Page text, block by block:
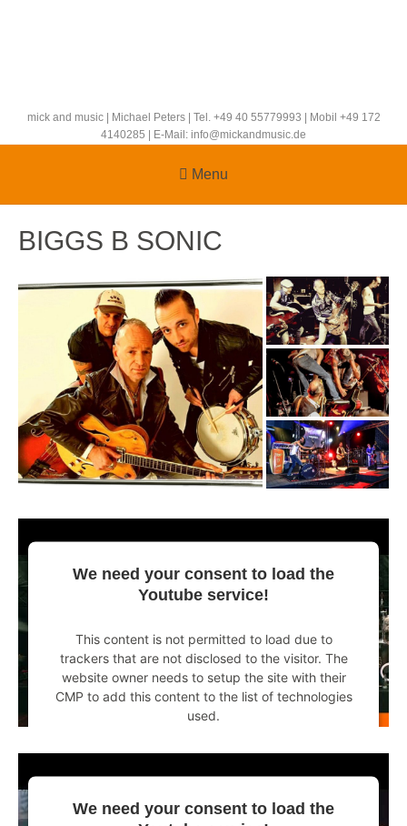
mick and music | Michael Peters | Tel. +49 40 55779993 | Mobil +49 172
4140285 | E-Mail: info@mickandmusic.de
Menu
BIGGS B SONIC
We need your consent to load the
Youtube service!
This content is not permitted to load due to
trackers that are not disclosed to the visitor. The
website owner needs to setup the site with their
CMP to add this content to the list of technologies
used.
We need your consent to load the